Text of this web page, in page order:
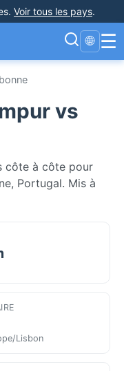
. Voir tous les pays.
🌐 ☰
vs
côte à côte pour
Portugal. Mis à
Lisbon